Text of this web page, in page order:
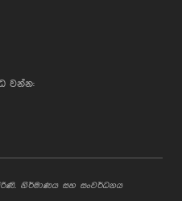
වන්න:
නිර්මාණය සහ සංවර්ධනය
simply type your
and I'll be happy to